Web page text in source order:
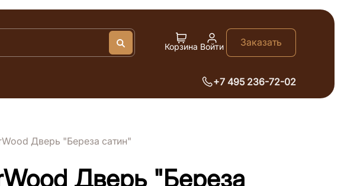
ОчиститьИскать Корзина Войти Заказать
+7 495 236-72-02
Дверь "Береза сатин"
Дверь "Береза